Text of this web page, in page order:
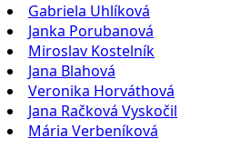
Gabriela Uhlíková
Janka Porubanová
Miroslav Kostelník
Jana Blahová
Veronika Horváthová
Jana Račková Vyskočil
Mária Verbeníková